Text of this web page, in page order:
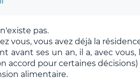
pas.
vous, vous avez déjà la
avant ses un an, il a, avec
accord pour certaines décisions)
alimentaire.